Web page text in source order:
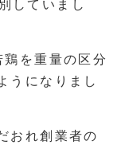
していまし
を重量の区分
うになりまし
おれ創業者の